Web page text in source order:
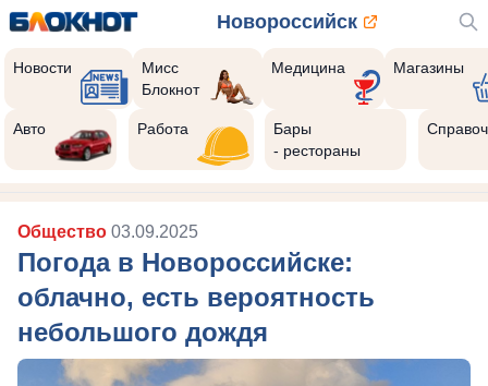
Новороссийск
Новости
Мисс
Блокнот
Медицина Магазины
Авто Работа
Бары
- рестораны
Общество 03.09.2025
Погода в Новороссийске:
облачно, есть вероятность
небольшого дождя